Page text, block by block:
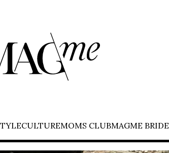
CULTUREMOMS CLUBMAGME BRIDE